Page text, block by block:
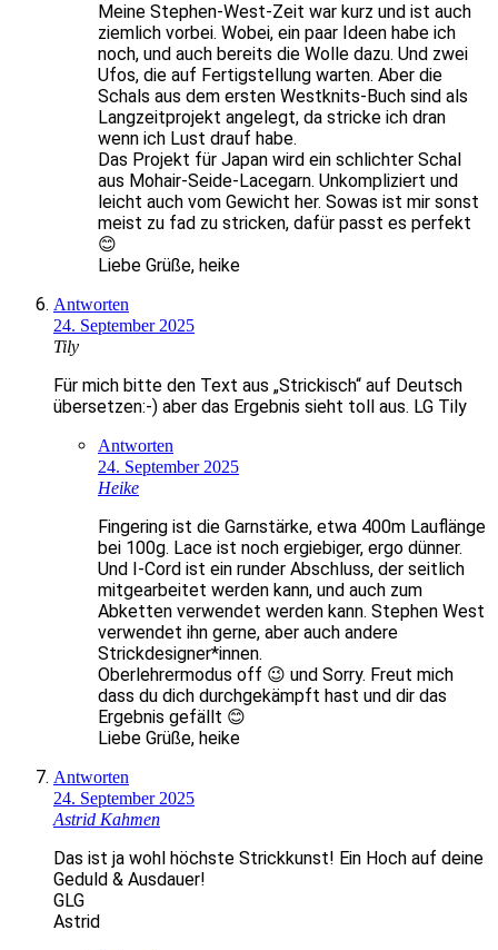
Meine Stephen-West-Zeit war kurz und ist auch
ziemlich vorbei. Wobei, ein paar Ideen habe ich
noch, und auch bereits die Wolle dazu. Und zwei
Ufos, die auf Fertigstellung warten. Aber die
Schals aus dem ersten Westknits-Buch sind als
Langzeitprojekt angelegt, da stricke ich dran
wenn ich Lust drauf habe.
Das Projekt für Japan wird ein schlichter Schal
aus Mohair-Seide-Lacegarn. Unkompliziert und
leicht auch vom Gewicht her. Sowas ist mir sonst
meist zu fad zu stricken, dafür passt es perfekt
😊
Liebe Grüße, heike
Antworten
24. September 2025
Tily
Für mich bitte den Text aus „Strickisch“ auf Deutsch
übersetzen:-) aber das Ergebnis sieht toll aus. LG Tily
Antworten
24. September 2025
Heike
Fingering ist die Garnstärke, etwa 400m Lauflänge
bei 100g. Lace ist noch ergiebiger, ergo dünner.
Und I-Cord ist ein runder Abschluss, der seitlich
mitgearbeitet werden kann, und auch zum
Abketten verwendet werden kann. Stephen West
verwendet ihn gerne, aber auch andere
Strickdesigner*innen.
Oberlehrermodus off 😉 und Sorry. Freut mich
dass du dich durchgekämpft hast und dir das
Ergebnis gefällt 😊
Liebe Grüße, heike
Antworten
24. September 2025
Astrid Kahmen
Das ist ja wohl höchste Strickkunst! Ein Hoch auf deine
Geduld & Ausdauer!
GLG
Astrid